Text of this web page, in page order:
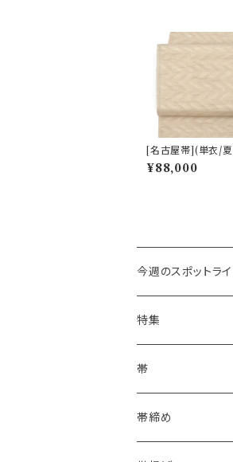
[名古屋帯](単衣/
尾紬 天然柿渋染め
わり透け紬 九寸帯
¥88,000
今週のスポットラ
特集
浴衣にも！夏の帯揚
海のいろ ～sea-
帯
- 博多帯
帯締め